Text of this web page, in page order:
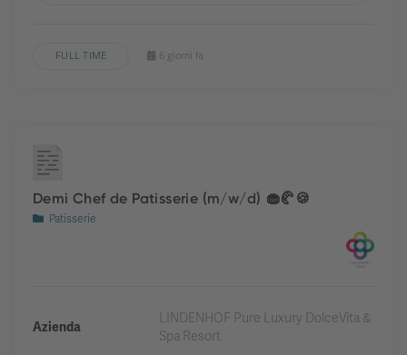
FULL TIME 6 giorni fa
Demi Chef de Patisserie (m/w/d) 🧁🥐🍪
Patisserie
Azienda
LINDENHOF Pure Luxury DolceVita &
Spa Resort